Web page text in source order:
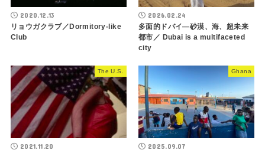
2020.12.13
リョウガクラブ／Dormitory-like
Club
2026.02.24
多面的ドバイ―砂漠、海、超未来
都市／ Dubai is a multifaceted
city
The U.S.
2021.11.20
Ghana
2025.09.07